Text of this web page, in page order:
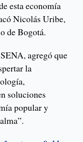
esta economía
Nicolás Uribe,
de Bogotá.
agregó que
la
soluciones
popular y